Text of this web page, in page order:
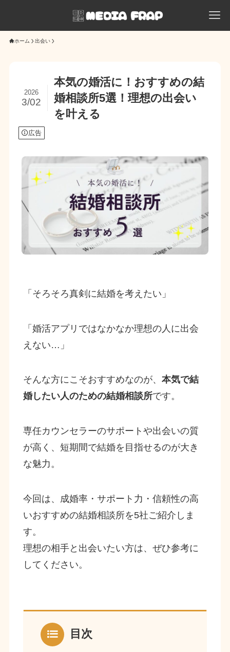
ホーム 出会い
本気の婚活に！おすすめの結
婚相談所5選！理想の出会い
を叶える
2026
3/02
広告
「そろそろ真剣に結婚を考えたい」
「婚活アプリではなかなか理想の人に出会
えない…」
そんな方にこそおすすめなのが、 本気で結
婚したい人のための結婚相談所です。
専任カウンセラーのサポートや出会いの質
が高く、短期間で結婚を目指せるのが大き
な魅力。
今回は、成婚率・サポート力・信頼性の高
いおすすめの結婚相談所を5社ご紹介しま
す。
理想の相手と出会いたい方は、ぜひ参考に
してください。
目次